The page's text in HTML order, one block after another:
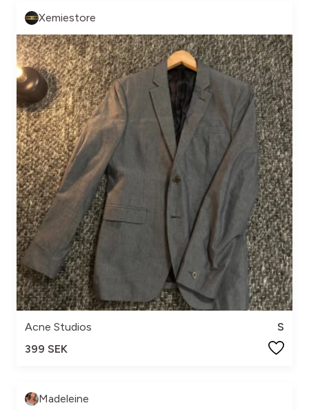
Xemiestore
Acne Studios
S
399 SEK
Madeleine